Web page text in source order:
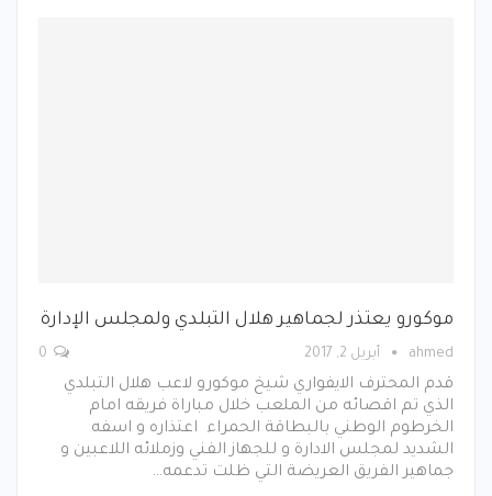
موكورو يعتذر لجماهير هلال التبلدي ولمجلس الإدارة
ahmed أبريل 2, 2017
قدم المحترف الايفواري شيخ موكورو لاعب هلال التبلدي
الذي تم اقصائه من الملعب خلال مباراة فريقه امام
الخرطوم الوطني بالبطاقة الحمراء اعتذاره و اسفه
الشديد لمجلس الادارة و للجهاز الفني وزملائه اللاعبين و
جماهير الفريق العريضة التي ظلت تدعمه…